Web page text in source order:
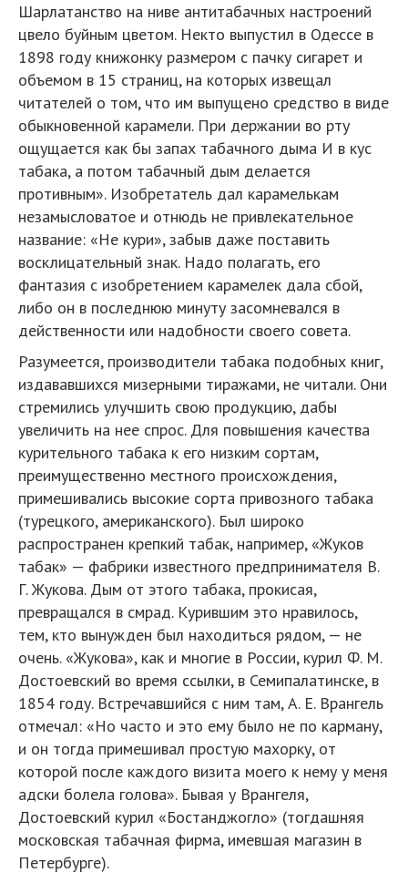
Шарлатанство на ниве антитабачных настроений
цвело буйным цветом. Некто выпустил в Одессе в
1898 году книжонку размером с пачку сигарет и
объемом в 15 страниц, на которых извещал
читателей о том, что им выпущено средство в виде
обыкновенной карамели. При держании во рту
ощущается как бы запах табачного дыма И в кус
табака, а потом табачный дым делается
противным». Изобретатель дал карамелькам
незамысловатое и отнюдь не привлекательное
название: «Не кури», забыв даже поставить
восклицательный знак. Надо полагать, его
фантазия с изобретением карамелек дала сбой,
либо он в последнюю минуту засомневался в
действенности или надобности своего совета.
Разумеется, производители табака подобных книг,
издававшихся мизерными тиражами, не читали. Они
стремились улучшить свою продукцию, дабы
увеличить на нее спрос. Для повышения качества
курительного табака к его низким сортам,
преимущественно местного происхождения,
примешивались высокие сорта привозного табака
(турецкого, американского). Был широко
распространен крепкий табак, например, «Жуков
табак» — фабрики известного предпринимателя В.
Г. Жукова. Дым от этого табака, прокисая,
превращался в смрад. Курившим это нравилось,
тем, кто вынужден был находиться рядом, — не
очень. «Жукова», как и многие в России, курил Ф. М.
Достоевский во время ссылки, в Семипалатинске, в
1854 году. Встречавшийся с ним там, А. Е. Врангель
отмечал: «Но часто и это ему было не по карману,
и он тогда примешивал простую махорку, от
которой после каждого визита моего к нему у меня
адски болела голова». Бывая у Врангеля,
Достоевский курил «Бостанджогло» (тогдашняя
московская табачная фирма, имевшая магазин в
Петербурге).